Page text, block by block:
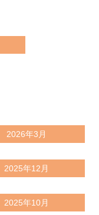
2026年3月
2025年12月
2025年10月